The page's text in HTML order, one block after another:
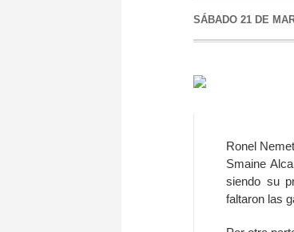
SÁBADO 21 DE
Ronel
Smaine
siendo su
faltaron las